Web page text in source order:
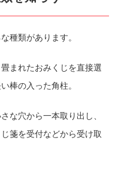
種類があります。
まれたおみくじを直接選
棒の入った角柱。
な穴から一本取り出し、
箋を受付などから受け取